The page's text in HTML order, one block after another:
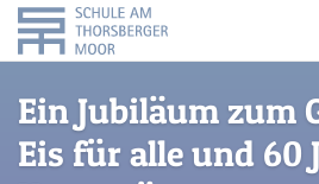
Ein Jubiläum zum
Eis für alle und 60